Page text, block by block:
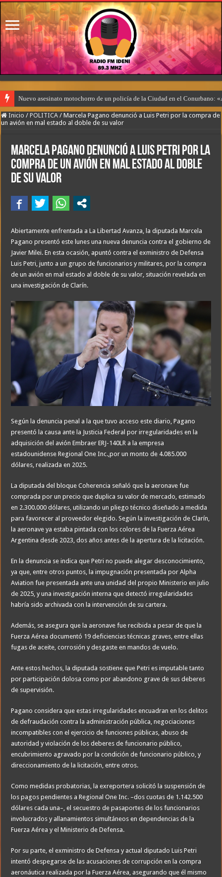
Nuevo asesinato motochorro de un policía de la Ciudad en el Conurbano:
Inicio / POLITICA / Marcela Pagano denunció a Luis Petri por la compra de
un avión en mal estado al doble de su valor
Marcela Pagano denunció a Luis Petri por la
compra de un avión en mal estado al doble
de su valor
Abiertamente enfrentada a La Libertad Avanza, la diputada Marcela
Pagano presentó este lunes una nueva denuncia contra el gobierno de
Javier Milei. En esta ocasión, apuntó contra el exministro de Defensa
Luis Petri, junto a un grupo de funcionarios y militares, por la compra
de un avión en mal estado al doble de su valor, situación revelada en
una investigación de Clarín.
Según la denuncia penal a la que tuvo acceso este diario, Pagano
presentó la causa ante la Justicia Federal por irregularidades en la
adquisición del avión Embraer ERJ-140LR a la empresa
estadounidense Regional One Inc.,por un monto de 4.085.000
dólares, realizada en 2025.
La diputada del bloque Coherencia señaló que la aeronave fue
comprada por un precio que duplica su valor de mercado, estimado
en 2.300.000 dólares, utilizando un pliego técnico diseñado a medida
para favorecer al proveedor elegido. Según la investigación de Clarín,
la aeronave ya estaba pintada con los colores de la Fuerza Aérea
Argentina desde 2023, dos años antes de la apertura de la licitación.
En la denuncia se indica que Petri no puede alegar desconocimiento,
ya que, entre otros puntos, la impugnación presentada por Alpha
Aviation fue presentada ante una unidad del propio Ministerio en julio
de 2025, y una investigación interna que detectó irregularidades
habría sido archivada con la intervención de su cartera.
Además, se asegura que la aeronave fue recibida a pesar de que la
Fuerza Aérea documentó 19 deficiencias técnicas graves, entre ellas
fugas de aceite, corrosión y desgaste en mandos de vuelo.
Ante estos hechos, la diputada sostiene que Petri es imputable tanto
por participación dolosa como por abandono grave de sus deberes
de supervisión.
Pagano considera que estas irregularidades encuadran en los delitos
de defraudación contra la administración pública, negociaciones
incompatibles con el ejercicio de funciones públicas, abuso de
autoridad y violación de los deberes de funcionario público,
encubrimiento agravado por la condición de funcionario público, y
direccionamiento de la licitación, entre otros.
Como medidas probatorias, la exreportera solicitó la suspensión de
los pagos pendientes a Regional One Inc. –dos cuotas de 1.142.500
dólares cada una–, el secuestro de pasaportes de los funcionarios
involucrados y allanamientos simultáneos en dependencias de la
Fuerza Aérea y el Ministerio de Defensa.
Por su parte, el exministro de Defensa y actual diputado Luis Petri
intentó despegarse de las acusaciones de corrupción en la compra
aeronáutica realizada por la Fuerza Aérea, asegurando que él mismo